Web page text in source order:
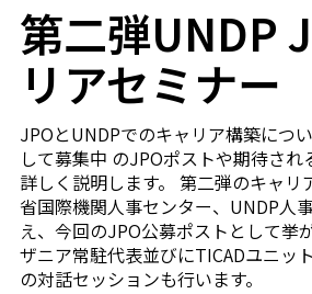
第二弾UNDP
リアセミナー
JPOとUNDPでのキャリア構築につ
して募集中 のJPOポストや期待され
詳しく説明します。 第二弾のキャリ
省国際機関人事センター、UNDP人
え、今回のJPO公募ポストとして挙
ザニア常駐代表並びにTICADユニッ
の対話セッションも行います。